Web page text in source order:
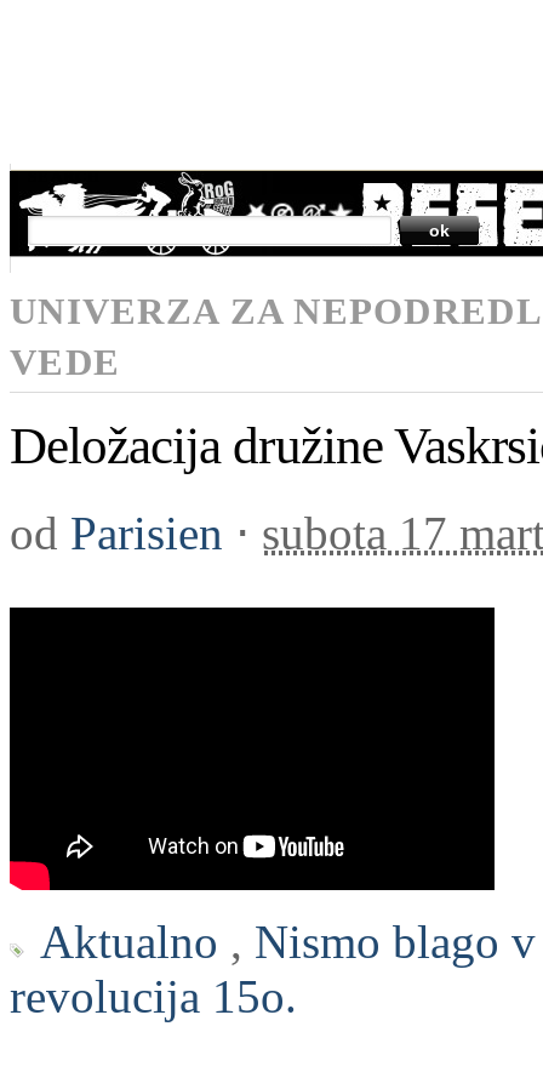
SEARCH
UNIVERZA ZA
VEDE
Deložacija družine
od Parisien ⋅ subota 17
Aktualno , Nismo blago
revolucija 15o.